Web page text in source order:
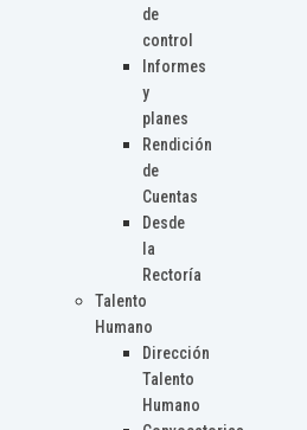
de
control
Informes
y
planes
Rendición
de
Cuentas
Desde
la
Rectoría
Talento
Humano
Dirección
Talento
Humano